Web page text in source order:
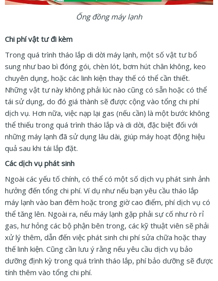
Ống đồng máy lạnh
Chi phí vật tư đi kèm
Trong quá trình tháo lắp di dời máy lạnh, một số vật tư bổ
sung như bao bì đóng gói, chèn lót, bơm hút chân không, keo
chuyên dụng, hoặc các linh kiện thay thế có thể cần thiết.
Những vật tư này không phải lúc nào cũng có sẵn hoặc có thể
tái sử dụng, do đó giá thành sẽ được cộng vào tổng chi phí
dịch vụ. Hơn nữa, việc nạp lại gas (nếu cần) là một bước không
thể thiếu trong quá trình tháo lắp và di dời, đặc biệt đối với
những máy lạnh đã sử dụng lâu dài, giúp máy hoạt động hiệu
quả sau khi tái lắp đặt.
Các dịch vụ phát sinh
Ngoài các yếu tố chính, có thể có một số dịch vụ phát sinh ảnh
hưởng đến tổng chi phí. Ví dụ như nếu bạn yêu cầu tháo lắp
máy lạnh vào ban đêm hoặc trong giờ cao điểm, phí dịch vụ có
thể tăng lên. Ngoài ra, nếu máy lạnh gặp phải sự cố như rò rỉ
gas, hư hỏng các bộ phận bên trong, các kỹ thuật viên sẽ phải
xử lý thêm, dẫn đến việc phát sinh chi phí sửa chữa hoặc thay
thế linh kiện. Cũng cần lưu ý rằng nếu yêu cầu dịch vụ bảo
dưỡng định kỳ trong quá trình tháo lắp, phí bảo dưỡng sẽ được
tính thêm vào tổng chi phí.